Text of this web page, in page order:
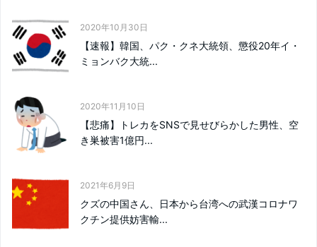
2020年10月30日
【速報】韓国、パク・クネ大統領、懲役20年イ・
ミョンバク大統...
2020年11月10日
【悲痛】トレカをSNSで見せびらかした男性、空
き巣被害1億円...
2021年6月9日
クズの中国さん、日本から台湾への武漢コロナワ
クチン提供妨害輸...